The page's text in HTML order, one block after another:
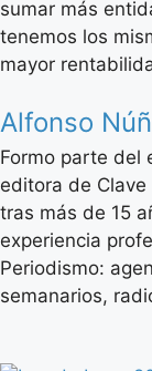
sumar más
tenemos los
mayor
Alfonso
Formo parte del
editora de
tras más de 15
experiencia
Periodismo:
semanarios,